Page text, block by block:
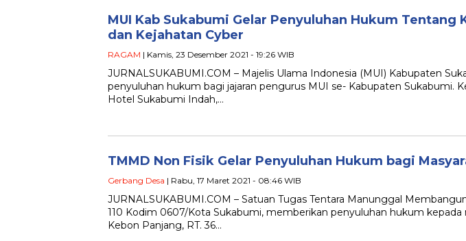
MUI Kab Sukabumi Gelar Penyuluhan Hukum Tentang
dan Kejahatan Cyber
RAGAM | Kamis, 23 Desember 2021 - 19:26 WIB
JURNALSUKABUMI.COM – Majelis Ulama Indonesia (MUI) Kabupaten
penyuluhan hukum bagi jajaran pengurus MUI se- Kabupaten Sukabumi.
Hotel Sukabumi Indah,…
TMMD Non Fisik Gelar Penyuluhan Hukum bagi
Gerbang Desa | Rabu, 17 Maret 2021 - 08:46 WIB
JURNALSUKABUMI.COM – Satuan Tugas Tentara Manunggal
110 Kodim 0607/Kota Sukabumi, memberikan penyuluhan hukum kepada
Kebon Panjang, RT. 36…